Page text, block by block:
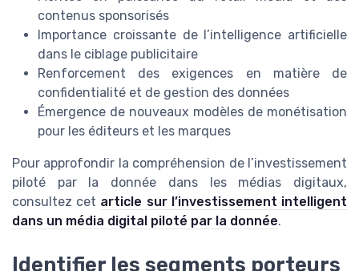
contenus sponsorisés
Importance croissante de l’intelligence artificielle
dans le ciblage publicitaire
Renforcement des exigences en matière de
confidentialité et de gestion des données
Émergence de nouveaux modèles de monétisation
pour les éditeurs et les marques
Pour approfondir la compréhension de l’investissement
piloté par la donnée dans les médias digitaux,
consultez cet article sur l’investissement intelligent
dans un média digital piloté par la donnée.
Identifier les segments porteurs